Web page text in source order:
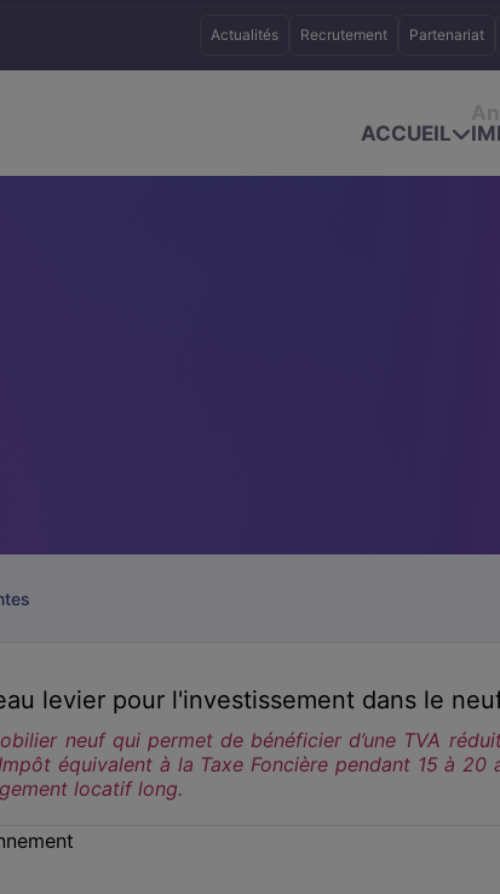
Actualités Recrutement Partenariat
ACCUEIL
levier pour l'investissement dans le
neuf qui permet de bénéficier d’une TVA
équivalent à la Taxe Foncière pendant 15 à 20
locatif long.